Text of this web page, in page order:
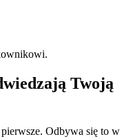
Twoją
Odbywa się to w